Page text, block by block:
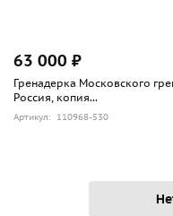
63 000 ₽
Гренадерка Московского
Россия, копия...
Артикул: 110968-530